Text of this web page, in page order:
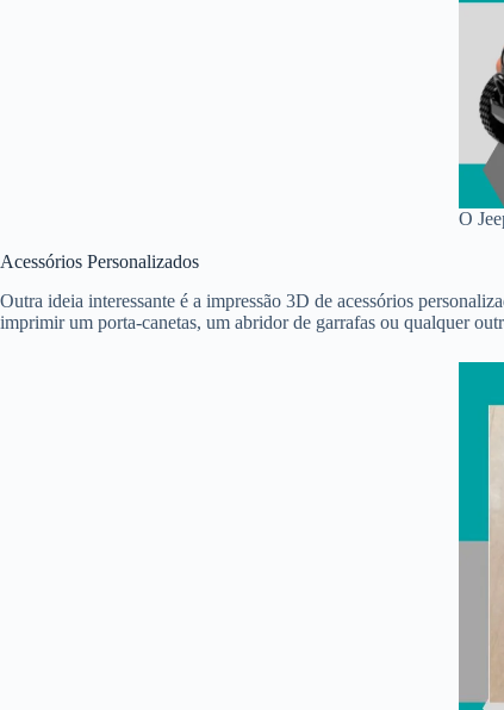
O
Acessórios Personalizados
Outra ideia interessante é a impressão 3D de acessórios
imprimir um porta-canetas, um abridor de garrafas ou qualquer